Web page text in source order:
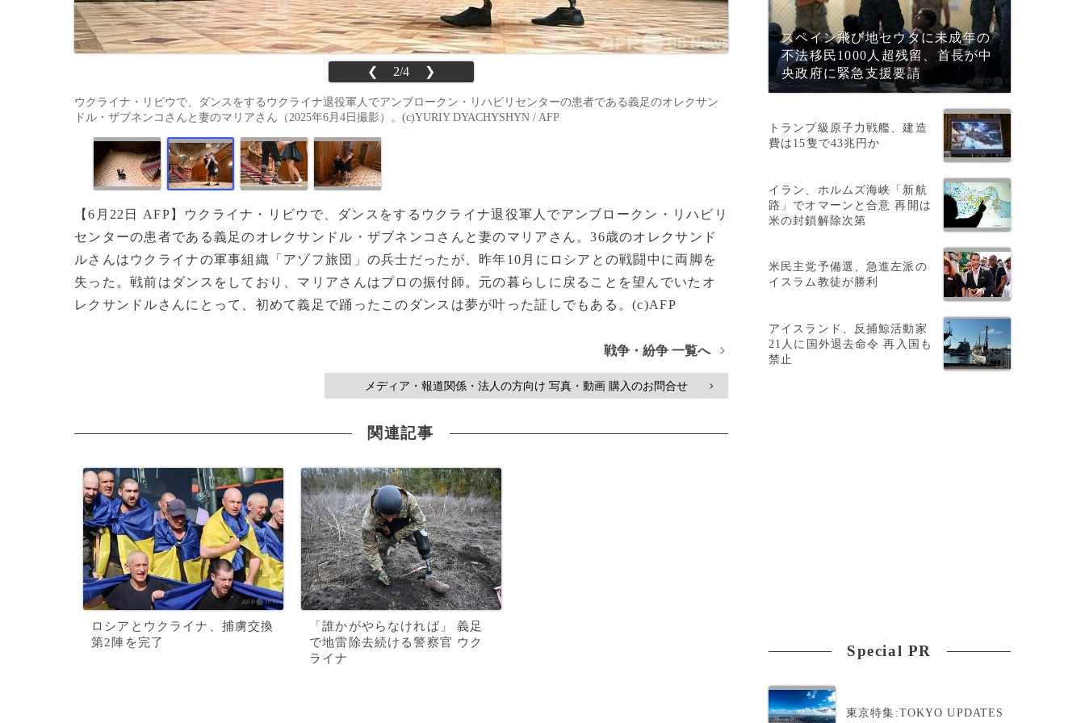
❮ 2/4 ❯
ウクライナ・リビウで、ダンスをするウクライナ退役軍人でアンブロークン・リハビリセンターの患者である義足のオレクサン
ドル・ザブネンコさんと妻のマリアさん（2025年6月4日撮影）。(c)YURIY DYACHYSHYN / AFP
【6月22日 AFP】ウクライナ・リビウで、ダンスをするウクライナ退役軍人でアンブロークン・リハビリ
センターの患者である義足のオレクサンドル・ザブネンコさんと妻のマリアさん。36歳のオレクサンド
ルさんはウクライナの軍事組織「アゾフ旅団」の兵士だったが、昨年10月にロシアとの戦闘中に両脚を
失った。戦前はダンスをしており、マリアさんはプロの振付師。元の暮らしに戻ることを望んでいたオ
レクサンドルさんにとって、初めて義足で踊ったこのダンスは夢が叶った証しでもある。(c)AFP
戦争・紛争 一覧へ >
メディア・報道関係・法人の方向け 写真・動画 購入のお問合せ >
関連記事
ロシアとウクライナ、捕虜交換
第2陣を完了
「誰かがやらなければ」 義足
で地雷除去続ける警察官 ウク
ライナ
スペイン飛び地セウタに未成年の
不法移民1000人超残留、首長が中
央政府に緊急支援要請
トランプ級原子力戦艦、建造
費は15隻で43兆円か
イラン、ホルムズ海峡「新航
路」でオマーンと合意 再開は
米の封鎖解除次第
米民主党予備選、急進左派の
イスラム教徒が勝利
アイスランド、反捕鯨活動家
21人に国外退去命令 再入国も
禁止
Special PR
東京特集:TOKYO UPDATES